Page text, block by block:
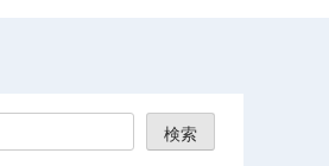
検索